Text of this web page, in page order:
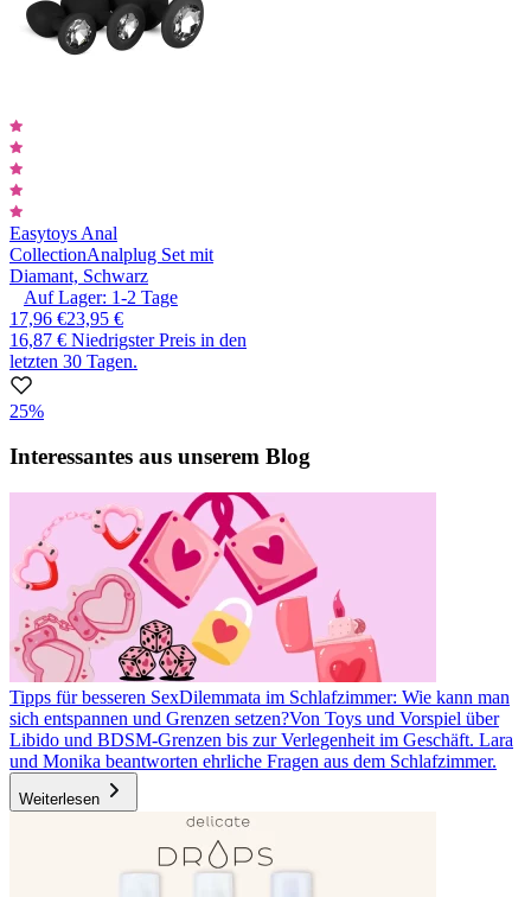
Easytoys Anal
CollectionAnalplug Set mit
Diamant, Schwarz
Auf Lager: 1-2 Tage
17,96 €23,95 €
16,87 € Niedrigster Preis in den
letzten 30 Tagen.
25%
Interessantes aus unserem Blog
Tipps für besseren SexDilemmata im Schlafzimmer: Wie kann man
sich entspannen und Grenzen setzen?Von Toys und Vorspiel über
Libido und BDSM-Grenzen bis zur Verlegenheit im Geschäft. Lara
und Monika beantworten ehrliche Fragen aus dem Schlafzimmer.
Weiterlesen